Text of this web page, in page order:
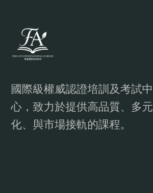
國際級權威認證培訓及考試中
心，致力於提供高品質、多元
化、與市場接軌的課程。